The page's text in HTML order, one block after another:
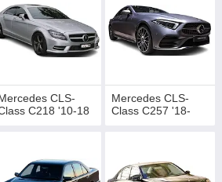
W210 '95-
g114289155-mercedes-class-
g114289165-mercedes-class-
C207 '09-17
CLS-
C218 '10-18
Mercedes CLS-
Class C257 '18-